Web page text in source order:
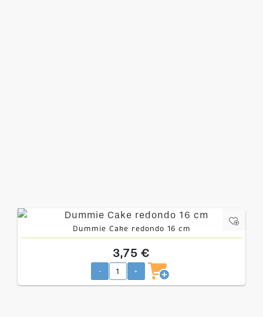
Dummie Cake redondo 16 cm
3,75 €
- +